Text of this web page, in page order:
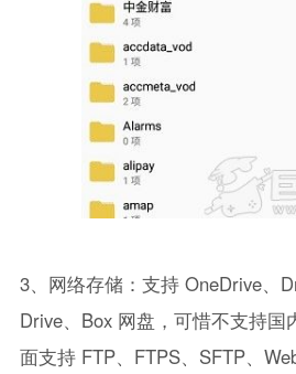
3、网络存储：支持 OneDrive、
Drive、Box 网盘，可惜不支持
面支持 FTP、FTPS、SFTP、